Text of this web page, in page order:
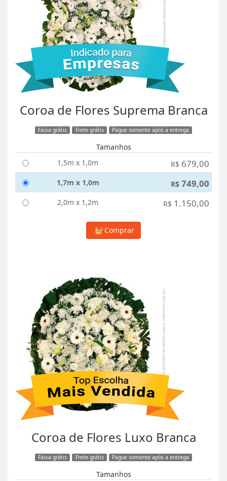
Coroa de Flores Suprema Branca
Faixa grátis Frete grátis Pague somente após a entrega
Tamanhos
1,5m x 1,0m
R$ 679,00
1,7m x 1,0m R$ 749,00
2,0m x 1,2m R$ 1.150,00
Comprar
Coroa de Flores Luxo Branca
Faixa grátis Frete grátis Pague somente após a entrega
Tamanhos